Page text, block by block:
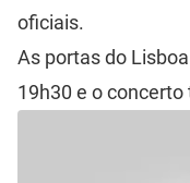
oficiais.
As portas do
19h30 e o